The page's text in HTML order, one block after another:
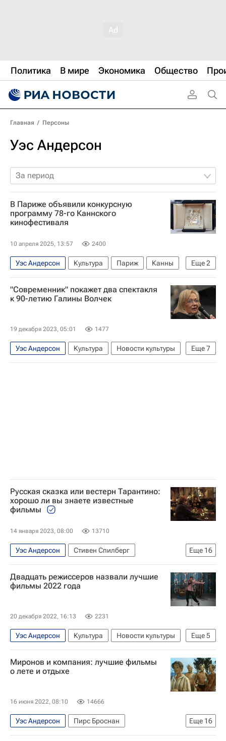
Политика В мире Экономика Общество
Главная / Персоны
Уэс Андерсон
За период
В Париже объявили конкурсную
программу 78-го Каннского
кинофестиваля
10 апреля 2025, 13:57 2400
Еще2
Уэс Андерсон Культура Париж
Канны
Кирилл Серебренников
Хоакин Феникс
"Современник" покажет два спектакля
к 90-летию Галины Волчек
19 декабря 2023, 05:01 1477
Еще7
Уэс Андерсон Культура
Новости культуры
Галина Волчек
Иван Стебунов
Русская сказка или вестерн Тарантино:
хорошо ли вы знаете известные
фильмы
14 января 2023, 08:00 13710
Еще 16
Уэс Андерсон
Стивен Спилберг
Фрэнсис Форд Коппола
Мартин Скорсезе
Уолт Дисней
Джек Николсон
Квентин Тарантино
Риз Уизерспун
Кейт Уинслет
Джек Блэк
Джуд Лоу
Маколей Калкин
Культура
Знаменитости
что посмотреть
Кино
Двадцать режиссеров назвали лучшие
фильмы 2022 года
20 декабря 2022, 16:13 2231
Еще5
Уэс Андерсон Культура
Новости культуры
что посмотреть
Гильермо дель Торо Гомес
Баз Лурман (Марк Лурман)
Стивен Спилберг
Миронов и компания: лучшие фильмы
о лете и отдыхе
16 июня 2022, 08:10 14666
Еще 16
Уэс Андерсон
Пирс Броснан
Аманда Сейфрид
Дэнни Бойл